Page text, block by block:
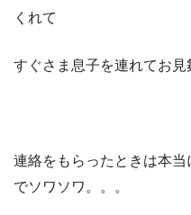
くれて
すぐさま息子を連れてお見
連絡をもらったときは本
でソワソワ。。。